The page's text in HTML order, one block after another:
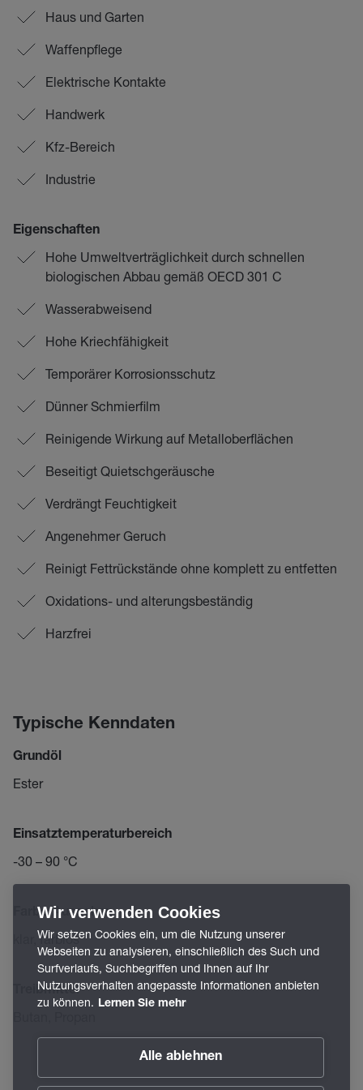
Haus und Garten
Waffenpflege
Elektrische Kontakte
Handwerk
Kfz-Bereich
Industrie
Eigenschaften
Hohe Umweltverträglichkeit durch schnellen
biologischen Abbau gemäß OECD 301 C
Wasserabweisend
Hohe Kriechfähigkeit
Temporärer Korrosionsschutz
Dünner Schmierfilm
Reinigende Wirkung auf Metalloberflächen
Beseitigt Quietschgeräusche
Verdrängt Feuchtigkeit
Angenehmer Geruch
Reinigt Fettrückstände ohne komplett zu entfetten
Oxidations- und alterungsbeständig
Harzfrei
Typische Kenndaten
Grundöl
Ester
Einsatztemperaturbereich
-30 – 90 °C
Farbe/Aussehen
klar, farblos
Treibmittel
Wir verwenden Cookies
Wir setzen Cookies ein, um die Nutzung unserer
Webseiten zu analysieren, einschließlich des Such und
Surfverlaufs, Suchbegriffen und Ihnen auf Ihr
Nutzungsverhalten angepasste Informationen anbieten
zu können. Lernen Sie mehr
Alle ablehnen